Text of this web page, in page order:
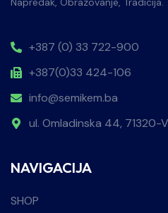
+387 (0) 33 722-900
+387(0)33 424-106
info@semikem.ba
ul. Omladinska 44, 71320-
NAVIGACIJA
SHOP